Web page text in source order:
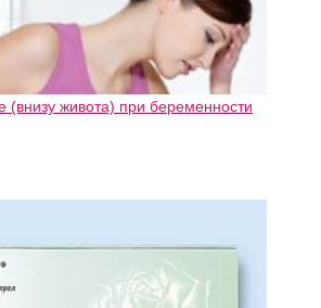
(внизу живота) при беременности